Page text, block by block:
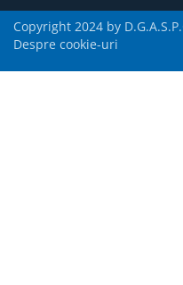
Copyright 2024 by
Despre cookie-uri